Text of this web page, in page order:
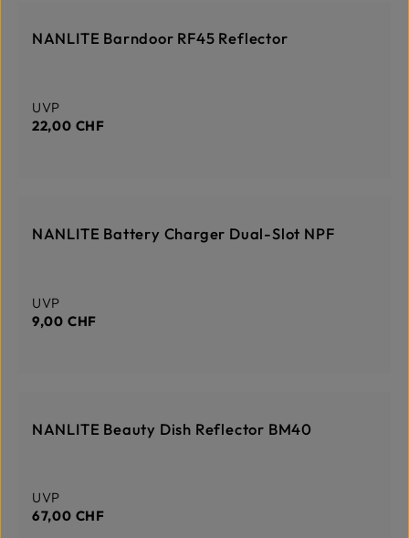
NANLITE Barndoor RF45 Reflector
Regulärer Preis:
UVP
22,00 CHF
NANLITE Battery Charger Dual-Slot NPF
Regulärer Preis:
UVP
9,00 CHF
NANLITE Beauty Dish Reflector BM40
Regulärer Preis:
UVP
67,00 CHF